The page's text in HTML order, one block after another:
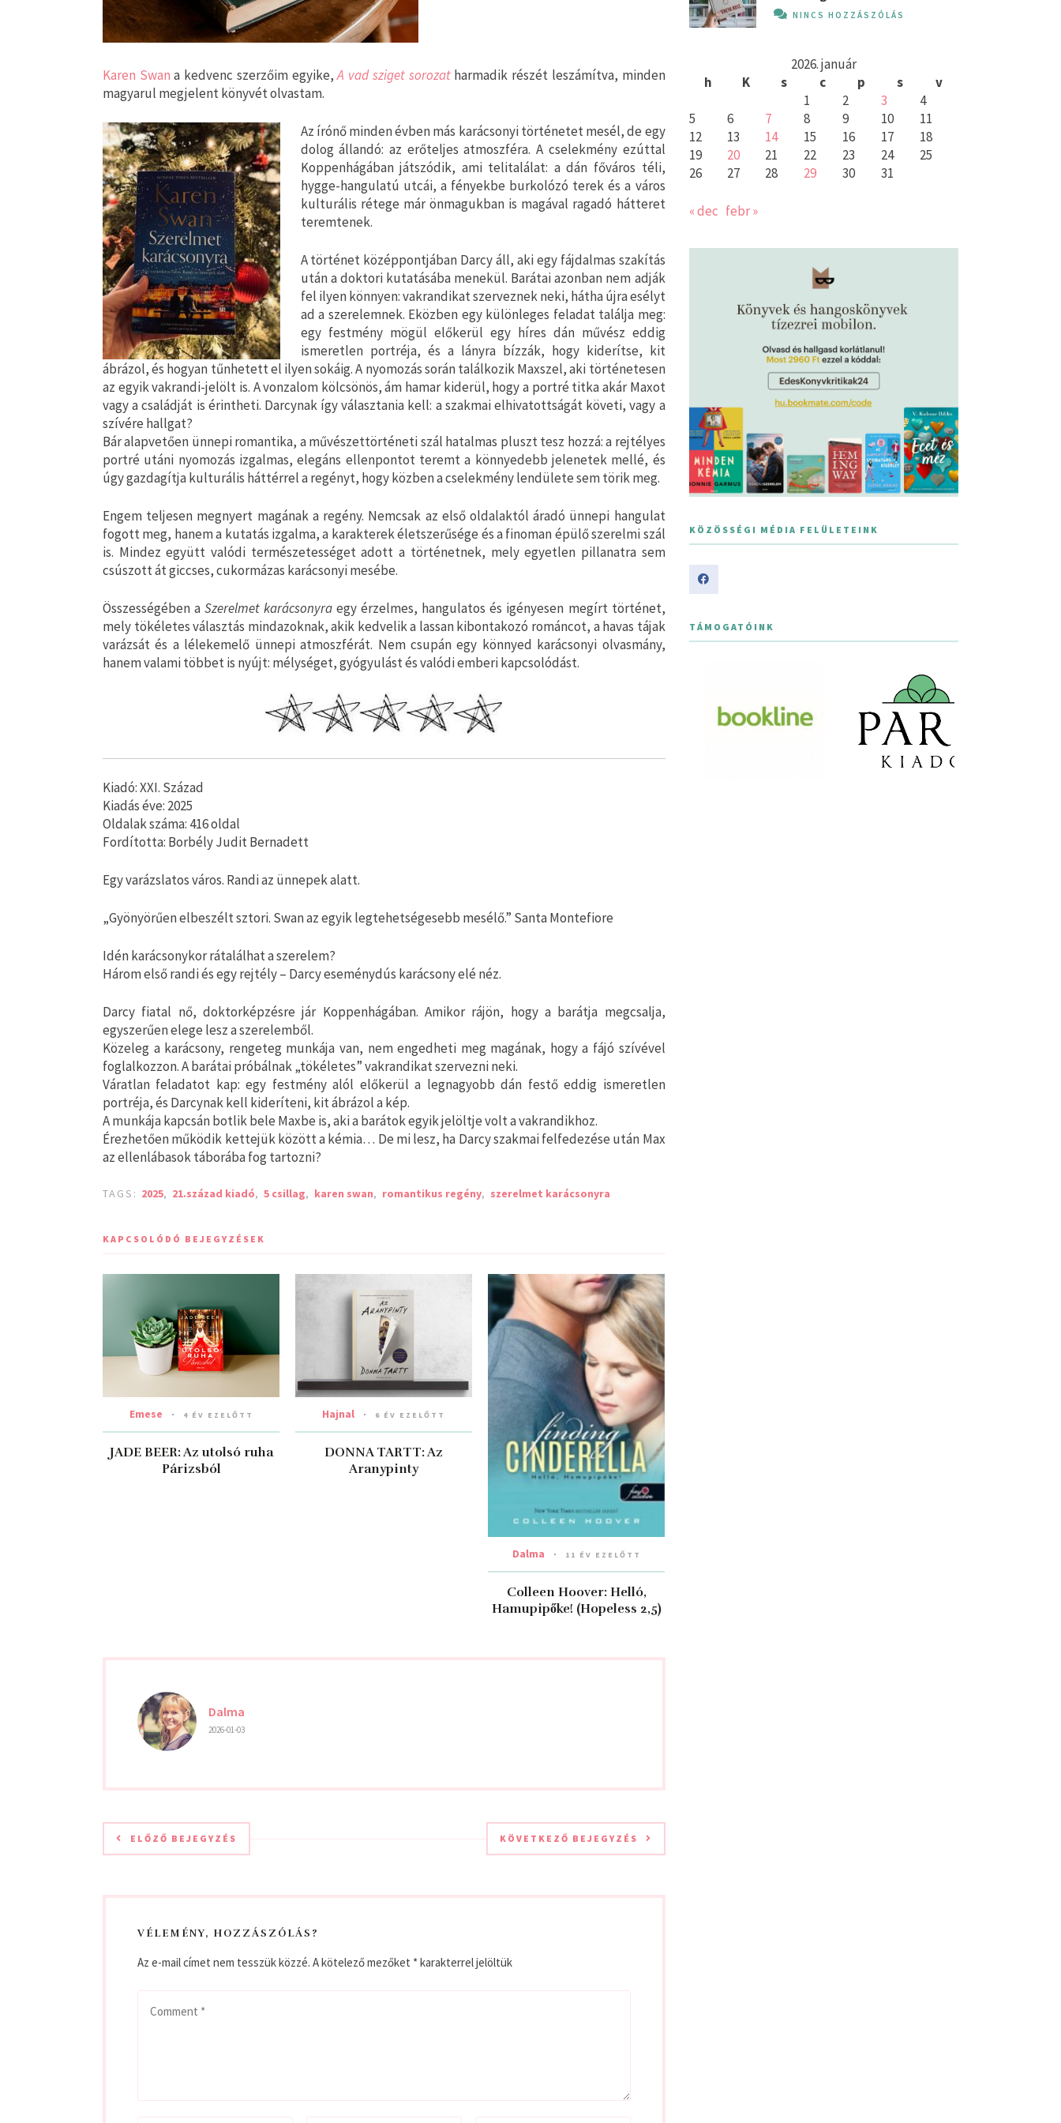
Karen Swan a kedvenc szerzőim egyike,A vad sziget sorozatharmadik részét leszámítva, minden
magyarul megjelent könyvét olvastam.
Az írónő minden évben más karácsonyi történetet mesél, de egy
dolog állandó: az erőteljes atmoszféra. A cselekmény ezúttal
Koppenhágában játszódik, ami telitalálat: a dán főváros téli,
hygge-hangulatú utcái, a fényekbe burkolózó terek és a város
kulturális rétege már önmagukban is magával ragadó hátteret
teremtenek.
A történet középpontjában Darcy áll, aki egy fájdalmas szakítás
után a doktori kutatásába menekül. Barátai azonban nem adják
fel ilyen könnyen: vakrandikat szerveznek neki, hátha újra esélyt
ad a szerelemnek. Eközben egy különleges feladat találja meg:
egy festmény mögül előkerül egy híres dán művész eddig
ismeretlen portréja, és a lányra bízzák, hogy kiderítse, kit
ábrázol, és hogyan tűnhetett el ilyen sokáig. A nyomozás során találkozik Maxszel, aki történetesen
az egyik vakrandi-jelölt is. A vonzalom kölcsönös, ám hamar kiderül, hogy a portré titka akár Maxot
vagy a családját is érintheti. Darcynak így választania kell: a szakmai elhivatottságát követi, vagy a
szívére hallgat?
Bár alapvetően ünnepi romantika, a művészettörténeti szál hatalmas pluszt tesz hozzá: a rejtélyes
portré utáni nyomozás izgalmas, elegáns ellenpontot teremt a könnyedebb jelenetek mellé, és
úgy gazdagítja kulturális háttérrel a regényt, hogy közben a cselekmény lendülete sem törik meg.
Engem teljesen megnyert magának a regény. Nemcsak az első oldalaktól áradó ünnepi hangulat
fogott meg, hanem a kutatás izgalma, a karakterek életszerűsége és a finoman épülő szerelmi szál
is. Mindez együtt valódi természetességet adott a történetnek, mely egyetlen pillanatra sem
csúszott át giccses, cukormázas karácsonyi mesébe.
Összességében aSzerelmet karácsonyra egy érzelmes, hangulatos és igényesen megírt történet,
mely tökéletes választás mindazoknak, akik kedvelik a lassan kibontakozó románcot, a havas tájak
varázsát és a lélekemelő ünnepi atmoszférát. Nem csupán egy könnyed karácsonyi olvasmány,
hanem valami többet is nyújt: mélységet, gyógyulást és valódi emberi kapcsolódást.
Kiadó: XXI. Század
Kiadás éve: 2025
Oldalak száma: 416 oldal
Fordította: Borbély Judit Bernadett
Egy varázslatos város. Randi az ünnepek alatt.
„Gyönyörűen elbeszélt sztori. Swan az egyik legtehetségesebb mesélő.” Santa Montefiore
Idén karácsonykor rátalálhat a szerelem?
Három első randi és egy rejtély – Darcy eseménydús karácsony elé néz.
Darcy fiatal nő, doktorképzésre jár Koppenhágában. Amikor rájön, hogy a barátja megcsalja,
egyszerűen elege lesz a szerelemből.
Közeleg a karácsony, rengeteg munkája van, nem engedheti meg magának, hogy a fájó szívével
foglalkozzon. A barátai próbálnak „tökéletes” vakrandikat szervezni neki.
Váratlan feladatot kap: egy festmény alól előkerül a legnagyobb dán festő eddig ismeretlen
portréja, és Darcynak kell kideríteni, kit ábrázol a kép.
A munkája kapcsán botlik bele Maxbe is, aki a barátok egyik jelöltje volt a vakrandikhoz.
Érezhetően működik kettejük között a kémia… De mi lesz, ha Darcy szakmai felfedezése után Max
az ellenlábasok táborába fog tartozni?
TAGS: 2025, 21.század kiadó, 5 csillag, karen swan, romantikus regény, szerelmet karácsonyra
KAPCSOLÓDÓ BEJEGYZÉSEK
Emese 4 ÉV EZELŐTT
JADE BEER: Az utolsó ruha
Párizsból
Hajnal 6 ÉV EZELŐTT
DONNA TARTT: Az
Aranypinty
Dalma 11 ÉV EZELŐTT
Colleen Hoover: Helló,
Hamupipőke! (Hopeless 2,5)
Dalma
2026-01-03
ELŐZŐ BEJEGYZÉS KÖVETKEZŐ BEJEGYZÉS
VÉLEMÉNY, HOZZÁSZÓLÁS?
Az e-mail címet nem tesszük közzé. A kötelező mezőket *karakterrel jelöltük
NINCS HOZZÁSZÓLÁS
2026. január
h
K s c p s
v
1
2 3
4
5
6 7 8 9 10
11
12
13 14 15 16 17
18
19
20 21 22 23 24
25
26
27 28 29 30 31
« dec febr »
KÖZÖSSÉGI MÉDIA FELÜLETEINK
TÁMOGATÓINK